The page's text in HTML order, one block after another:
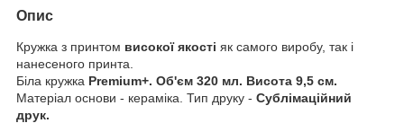
Опис
Кружка з принтом високої якості як самого виробу, так і
нанесеного принта.
Біла кружка Premium+. Об'єм 320 мл. Висота 9,5 см.
Матеріал основи - кераміка. Тип друку - Сублімаційний
друк.